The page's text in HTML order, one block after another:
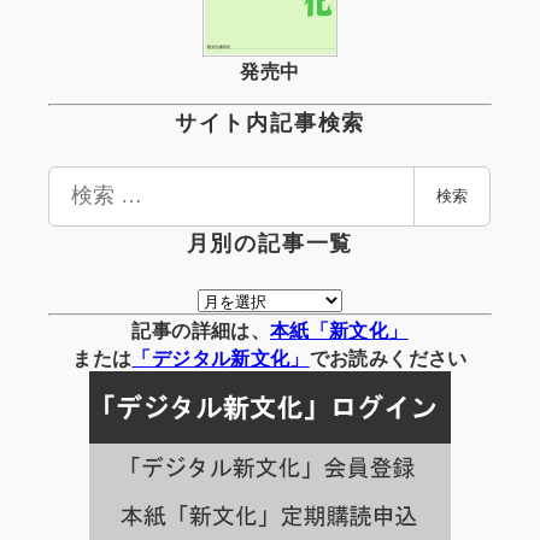
発売中
サイト内記事検索
検
検索
月別の記事一覧
月
別
の
事
一
覧
記事の詳細は、 本紙「新文化」
または 「デジタル新文化」 でお読みください